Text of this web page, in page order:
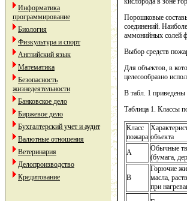
Информатика
программирование
Биология
Физкультура и спорт
Английский язык
Математика
Безопасность
жизнедеятельности
Банковское дело
Биржевое дело
Бухгалтерский учет и аудит
Валютные отношения
Ветеринария
Делопроизводство
Кредитование
Порошковые
соединений.
аммонийных солей
Выбор средств
Для объектов, в
целесообразно
В табл. 1
Таблица 1. Классы
Класс
пожара объекта
А
Обычные
(бумага,
В
Горючие
масла,
при